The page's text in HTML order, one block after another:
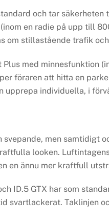
och tar
en radie på upp till
om stillastående trafik
med minnesfunktion
föraren att hitta en
upprepa individuella, i
svepande, men samtidigt
looken.
en ännu mer kraftfull
ID.5 GTX har som
svartlackerat. Taklinjen